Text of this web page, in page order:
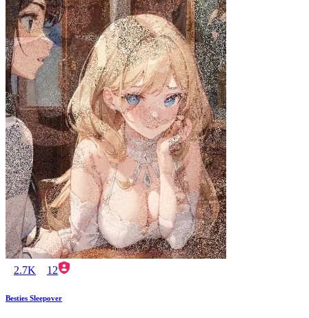
2.7K 12
Besties Sleepover